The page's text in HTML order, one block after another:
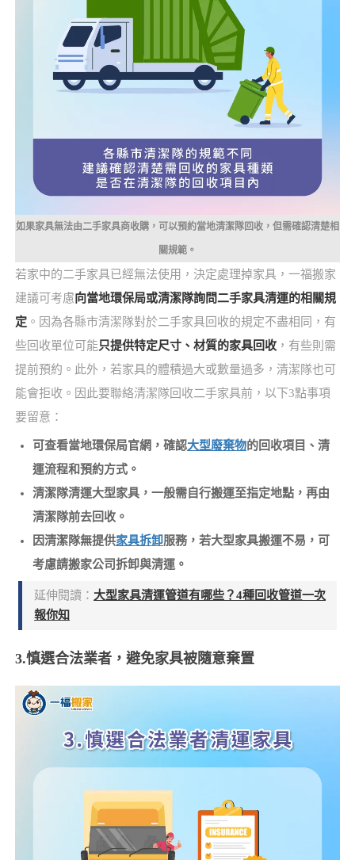
如果家具無法由二手家具商收購，可以預約當地清潔隊回收，但需確認清楚相
關規範。
若家中的二手家具已經無法使用，決定處理掉家具，一福搬家
建議可考慮向當地環保局或清潔隊詢問二手家具清運的相關規
定。因為各縣市清潔隊對於二手家具回收的規定不盡相同，有
些回收單位可能只提供特定尺寸、材質的家具回收，有些則需
提前預約。此外，若家具的體積過大或數量過多，清潔隊也可
能會拒收。因此要聯絡清潔隊回收二手家具前，以下3點事項
要留意：
可查看當地環保局官網，確認大型廢棄物的回收項目、清
運流程和預約方式。
清潔隊清運大型家具，一般需自行搬運至指定地點，再由
清潔隊前去回收。
因清潔隊無提供家具拆卸服務，若大型家具搬運不易，可
考慮請搬家公司拆卸與清運。
延伸閱讀： 大型家具清運管道有哪些？4種回收管道一次
報你知
3.慎選合法業者，避免家具被隨意棄置